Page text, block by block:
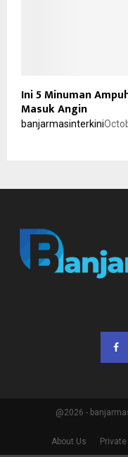
Ini 5 Minuman
Masuk Angin
banjarmasinterkini
@2026 -
About Us